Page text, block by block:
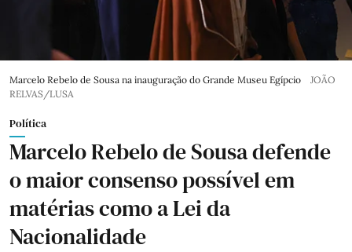
Marcelo Rebelo de Sousa na inauguração do Grande Museu Egípcio
JOÃO
RELVAS/LUSA
Política
Marcelo Rebelo de Sousa defende
o maior consenso possível em
matérias como a Lei da
Nacionalidade